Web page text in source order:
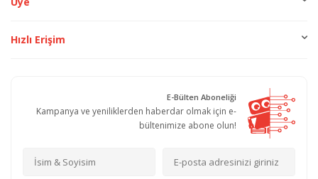
Hızlı Erişim
E-Bülten Aboneliği
Kampanya ve yeniliklerden haberdar olmak için e-
bültenimize abone olun!